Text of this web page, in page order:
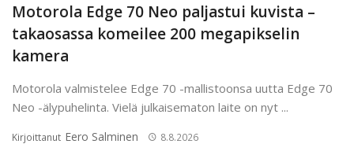
Motorola Edge 70 Neo paljastui kuvista –
takaosassa komeilee 200 megapikselin
kamera
Motorola valmistelee Edge 70 -mallistoonsa uutta Edge 70
Neo -älypuhelinta. Vielä julkaisematon laite on nyt ...
Kirjoittanut Eero Salminen 8.8.2026